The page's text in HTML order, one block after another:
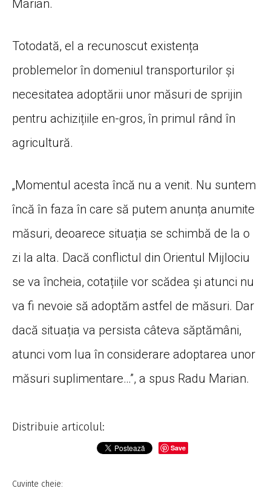
Marian.
Totodată, el a recunoscut existența
problemelor în domeniul transporturilor și
necesitatea adoptării unor măsuri de sprijin
pentru achizițiile en-gros, în primul rând în
agricultură.
„Momentul acesta încă nu a venit. Nu suntem
încă în faza în care să putem anunța anumite
măsuri, deoarece situația se schimbă de la o
zi la alta. Dacă conflictul din Orientul Mijlociu
se va încheia, cotațiile vor scădea și atunci nu
va fi nevoie să adoptăm astfel de măsuri. Dar
dacă situația va persista câteva săptămâni,
atunci vom lua în considerare adoptarea unor
măsuri suplimentare…”, a spus Radu Marian.
Distribuie articolul:
Save
Cuvinte cheie: